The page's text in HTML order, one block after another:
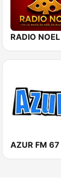
RADIO NOEL
AZUR FM 67